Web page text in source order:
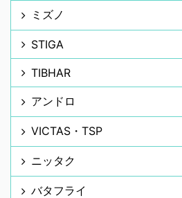
ミズノ
STIGA
TIBHAR
アンドロ
VICTAS・TSP
ニッタク
バタフライ